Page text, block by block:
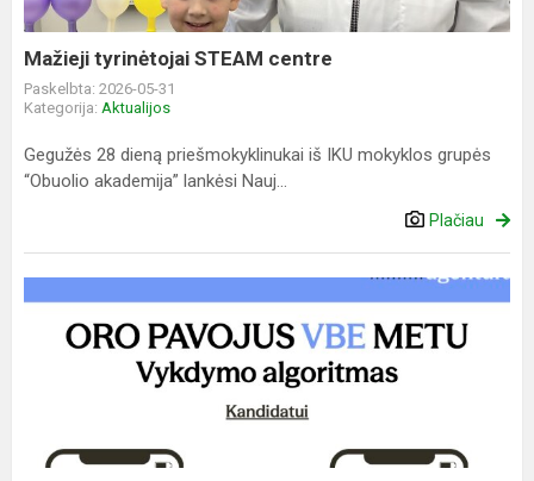
Mažieji tyrinėtojai STEAM centre
Paskelbta: 2026-05-31
Kategorija: Aktualijos
Gegužės 28 dieną priešmokyklinukai iš IKU mokyklos grupės
“Obuolio akademija” lankėsi Nauj...
Plačiau